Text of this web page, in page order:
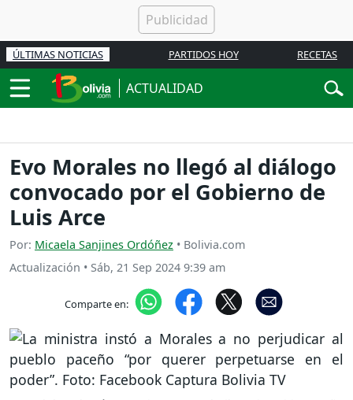
ÚLTIMAS NOTICIAS PARTIDOS HOY RECETAS
ACTUALIDAD
Evo Morales no llegó al diálogo
convocado por el Gobierno de
Luis Arce
Por: Micaela Sanjines Ordóñez • Bolivia.com
Actualización • Sáb, 21 Sep 2024 9:39 am
Comparte en: